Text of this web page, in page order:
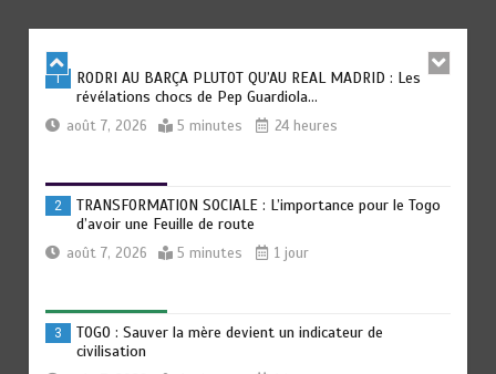
1
RODRI AU BARÇA PLUTOT QU’AU REAL MADRID : Les
révélations chocs de Pep Guardiola…
août 7, 2026 5 minutes 24 heures
2
TRANSFORMATION SOCIALE : L’importance pour le Togo
d’avoir une Feuille de route
août 7, 2026 5 minutes 1 jour
3
TOGO : Sauver la mère devient un indicateur de
civilisation